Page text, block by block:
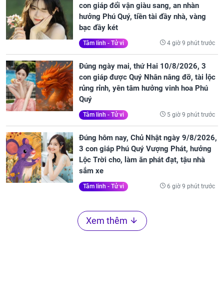
con giáp đổi vận giàu sang, an nhàn
hưởng Phú Quý, tiền tài đầy nhà, vàng
bạc đầy két
Tâm linh - Tử vi 4 giờ 9 phút trước
Đúng ngày mai, thứ Hai 10/8/2026, 3
con giáp được Quý Nhân nâng đỡ, tài lộc
rủng rỉnh, yên tâm hưởng vinh hoa Phú
Quý
Tâm linh - Tử vi 5 giờ 9 phút trước
Đúng hôm nay, Chủ Nhật ngày 9/8/2026,
3 con giáp Phú Quý Vượng Phát, hưởng
Lộc Trời cho, làm ăn phát đạt, tậu nhà
sắm xe
Tâm linh - Tử vi 6 giờ 9 phút trước
Xem thêm